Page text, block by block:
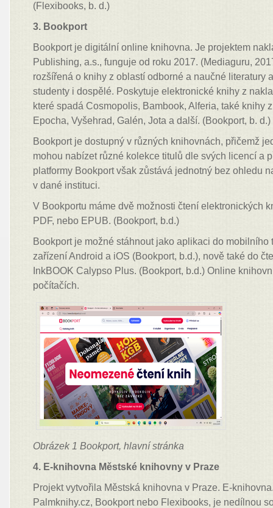
(Flexibooks, b. d.)
3. Bookport
Bookport je digitální online knihovna. Je projektem
Publishing, a.s., funguje od roku 2017. (Mediaguru,
rozšířená o knihy z oblastí odborné a naučné literatury
studenty i dospělé. Poskytuje elektronické knihy z
které spadá Cosmopolis, Bambook, Alferia, také knihy
Epocha, Vyšehrad, Galén, Jota a další. (Bookport, b. d.)
Bookport je dostupný v různých knihovnách, přičemž
mohou nabízet různé kolekce titulů dle svých licencí a
platformy Bookport však zůstává jednotný bez ohledu
v dané instituci.
V Bookportu máme dvě možnosti čtení elektronických
PDF, nebo EPUB. (Bookport, b.d.)
Bookport je možné stáhnout jako aplikaci do mobilního
zařízení Android a iOS (Bookport, b.d.), nově také do
InkBOOK Calypso Plus. (Bookport, b.d.) Online
počítačích.
Obrázek 1 Bookport, hlavní stránka
4. E-knihovna Městské knihovny v Praze
Projekt vytvořila Městská knihovna v Praze. E-
Palmknihy.cz, Bookport nebo Flexibooks, je nedílnou